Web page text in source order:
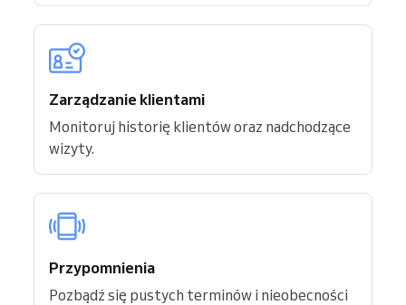
Zarządzanie klientami
Monitoruj historię klientów oraz nadchodzące
wizyty.
Przypomnienia
Pozbądź się pustych terminów i nieobecności